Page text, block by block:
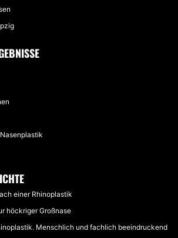
einer Rhinoplastik
höckriger Großnase
Menschlich und fachlich beeindruckend